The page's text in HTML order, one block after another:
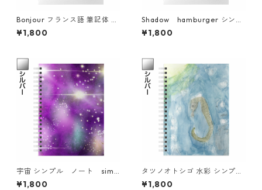
Bonjour フランス語 筆記体 シ
ンプル ノート simple no
te
¥1,800
Shadow hamburger シンプ
ル ノート simple note
¥1,800
宇宙 シンプル ノート simp
le note
¥1,800
タツノオトシゴ 水彩 シンプ
ル ノート simple note
¥1,800